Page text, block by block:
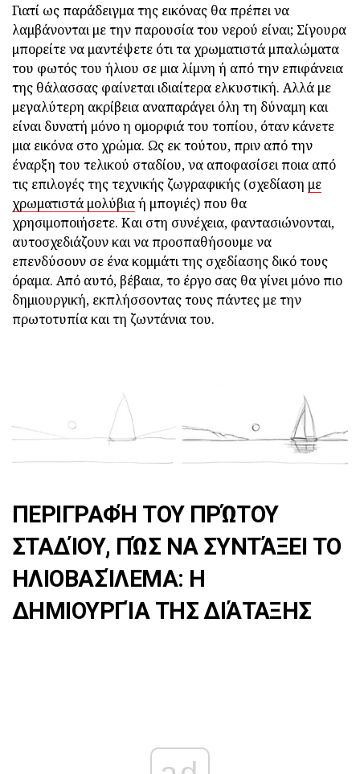
Γιατί ως παράδειγμα της εικόνας θα πρέπει να
λαμβάνονται με την παρουσία του νερού είναι; Σίγουρα
μπορείτε να μαντέψετε ότι τα χρωματιστά μπαλώματα
του φωτός του ήλιου σε μια λίμνη ή από την επιφάνεια
της θάλασσας φαίνεται ιδιαίτερα ελκυστική. Αλλά με
μεγαλύτερη ακρίβεια αναπαράγει όλη τη δύναμη και
είναι δυνατή μόνο η ομορφιά του τοπίου, όταν κάνετε
μια εικόνα στο χρώμα. Ως εκ τούτου, πριν από την
έναρξη του τελικού σταδίου, να αποφασίσει ποια από
τις επιλογές της τεχνικής ζωγραφικής (σχεδίαση με
χρωματιστά μολύβιαή μπογιές) που θα
χρησιμοποιήσετε. Και στη συνέχεια, φαντασιώνονται,
αυτοσχεδιάζουν και να προσπαθήσουμε να
επενδύσουν σε ένα κομμάτι της σχεδίασης δικό τους
όραμα. Από αυτό, βέβαια, το έργο σας θα γίνει μόνο πιο
δημιουργική, εκπλήσσοντας τους πάντες με την
πρωτοτυπία και τη ζωντάνια του.
ΠΕΡΙΓΡΑΦΉ ΤΟΥ ΠΡΏΤΟΥ
ΣΤΑΔΊΟΥ, ΠΏΣ ΝΑ ΣΥΝΤΆΞΕΙ ΤΟ
ΗΛΙΟΒΑΣΊΛΕΜΑ: Η
ΔΗΜΙΟΥΡΓΊΑ ΤΗΣ ΔΙΆΤΑΞΗΣ